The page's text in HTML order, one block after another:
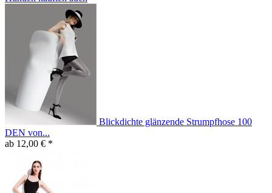
Blickdichte glänzende Strumpfhose 100
DEN von...
ab 12,00 € *